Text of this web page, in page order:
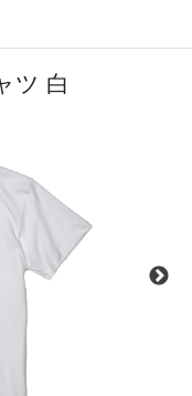
ツ 白